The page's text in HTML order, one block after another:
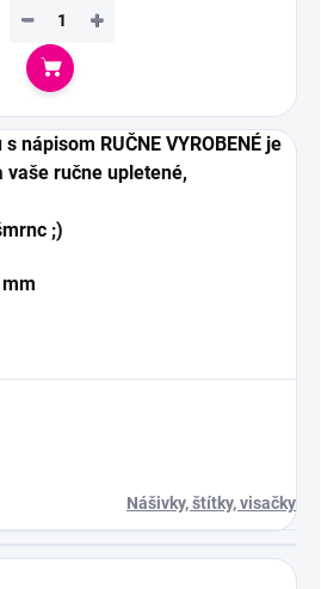
+
−
Do košíka
nápisom RUČNE VYROBENÉ je
vaše ručne upletené,
;)
Nášivky, štítky, visačky